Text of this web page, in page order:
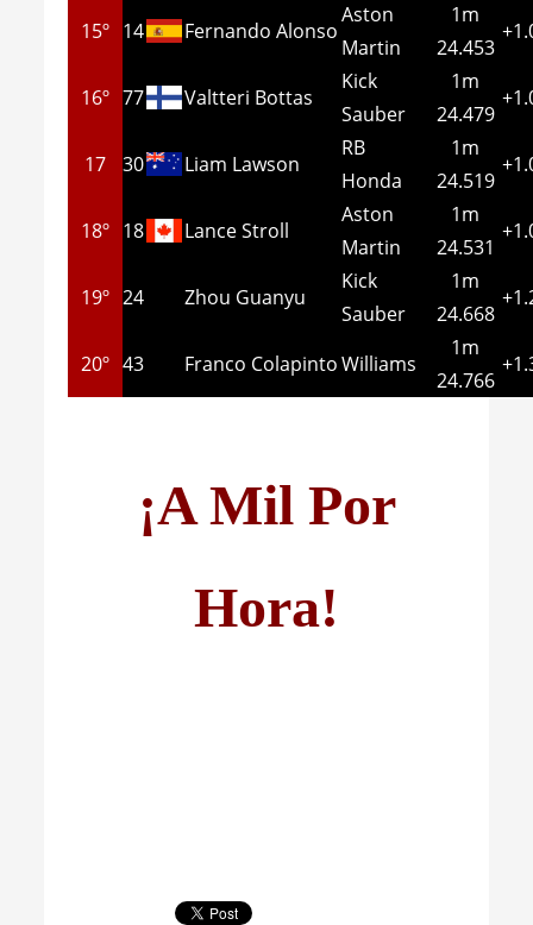
15º 14 Fernando Alonso
Aston
Martin
1m
24.453
16º 77 Valtteri Bottas
Kick
Sauber
1m
24.479
17 30 Liam Lawson
RB
Honda
1m
24.519
18º 18 Lance Stroll
Aston
Martin
1m
24.531
19º 24 Zhou Guanyu
Kick
Sauber
1m
24.668
20º 43 Franco Colapinto Williams
1m
24.766
¡A Mil Por
Hora!